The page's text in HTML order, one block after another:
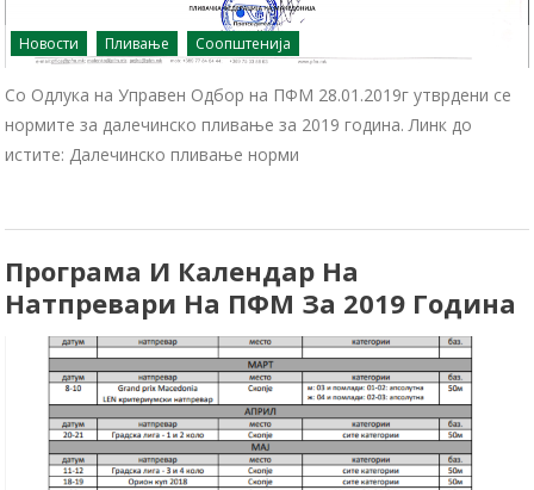
Новости Пливање Соопштенија
Со Одлука на Управен Одбор на ПФМ 28.01.2019г утврдени се
нормите за далечинско пливање за 2019 година. Линк до
истите: Далечинско пливање норми
Програма И Календар На
Натпревари На ПФМ За 2019 Година